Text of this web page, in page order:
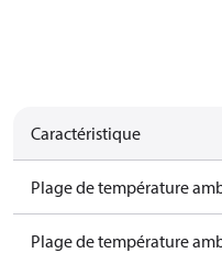
Caractéristique
Plage de température
Plage de température